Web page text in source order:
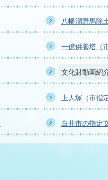
八幡溜野馬除
一億供養塔（
文化財動画紹
上人塚（市指
白井市の指定